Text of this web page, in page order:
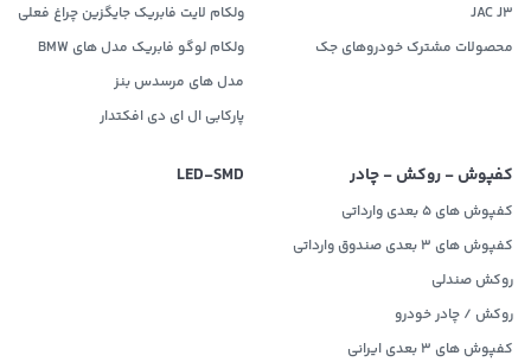
JAC J3
محصولات مشترک خودروهای جک
ولکام لایت فابریک جایگزین چراغ فعلی
ولکام لوگو فابریک مدل های BMW
مدل های مرسدس بنز
پارکابی ال ای دی افکتدار
کفپوش - روکش - چادر
کفپوش های 5 بعدی وارداتی
کفپوش های 3 بعدی صندوق وارداتی
روکش صندلی
روکش / چادر خودرو
کفپوش های ۳ بعدی ایرانی
LED‌-SMD